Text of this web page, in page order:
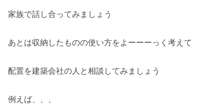
家族で話し合ってみましょう
あとは収納したものの使い方をよーーーっく考えて
配置を建築会社の人と相談してみましょう
例えば、、、